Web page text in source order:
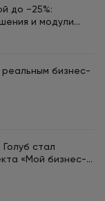
до −25%:
и модули
бизнес-
стал
«Мой бизнес-